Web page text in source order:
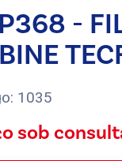
-
1035
sob